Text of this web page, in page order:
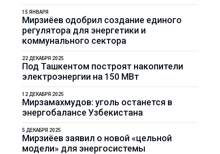
Мирзиёев одобрил создание единого
регулятора для энергетики и
коммунального сектора
15 ЯНВАРЯ
Под Ташкентом построят накопители
электроэнергии на 150 МВт
22 ДЕКАБРЯ 2025
Мирзамахмудов: уголь останется в
энергобалансе Узбекистана
12 ДЕКАБРЯ 2025
Мирзиёев заявил о новой «цельной
модели» для энергосистемы
5 ДЕКАБРЯ 2025